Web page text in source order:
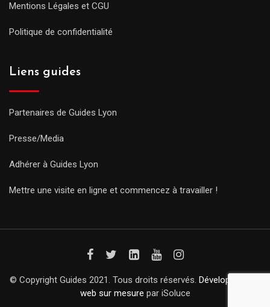
Mentions Légales et CGU
Politique de confidentialité
Liens guides
Partenaires de Guides Lyon
Presse/Media
Adhérer à Guides Lyon
Mettre une visite en ligne et commencez à travailler !
© Copyright Guides 2021. Tous droits réservés. Développement
web sur mesure par iSoluce